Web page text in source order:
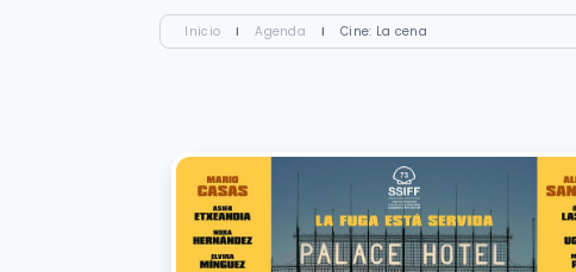
Inicio I Agenda I Cine: La cena